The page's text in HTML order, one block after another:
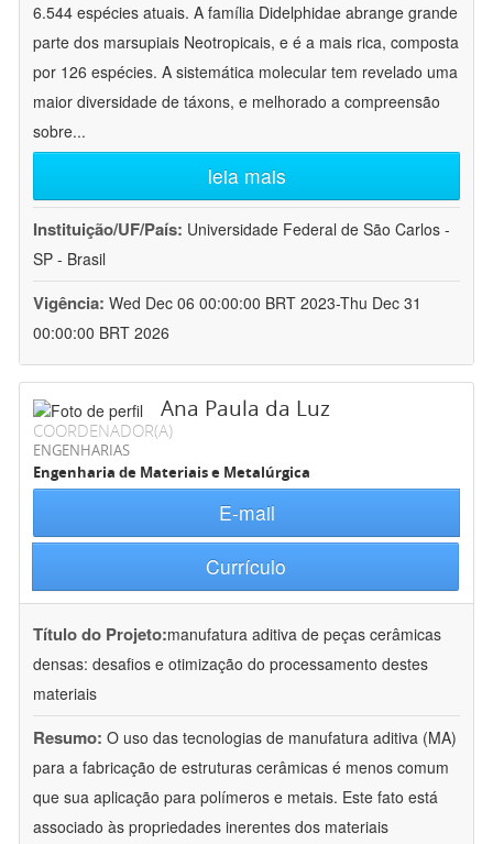
6.544 espécies atuais. A família Didelphidae abrange grande
parte dos marsupiais Neotropicais, e é a mais rica, composta
por 126 espécies. A sistemática molecular tem revelado uma
maior diversidade de táxons, e melhorado a compreensão
sobre...
leia mais
Instituição/UF/País: Universidade Federal de São Carlos -
SP - Brasil
Vigência: Wed Dec 06 00:00:00 BRT 2023-Thu Dec 31
00:00:00 BRT 2026
Ana Paula da Luz
COORDENADOR(A)
ENGENHARIAS
Engenharia de Materiais e Metalúrgica
E-mail
Currículo
Título do Projeto:manufatura aditiva de peças cerâmicas
densas: desafios e otimização do processamento destes
materiais
Resumo: O uso das tecnologias de manufatura aditiva (MA)
para a fabricação de estruturas cerâmicas é menos comum
que sua aplicação para polímeros e metais. Este fato está
associado às propriedades inerentes dos materiais